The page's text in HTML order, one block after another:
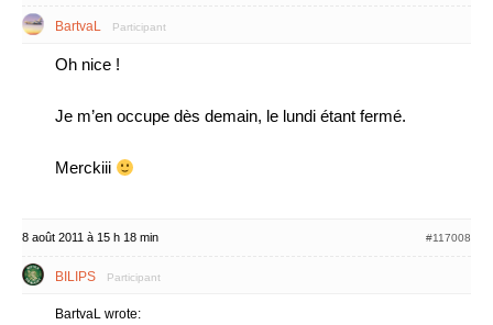
BartvaL Participant
Oh nice !
Je m’en occupe dès demain, le lundi étant fermé.
Merckiii
8 août 2011 à 15 h 18 min #117008
BILIPS Participant
BartvaL wrote: